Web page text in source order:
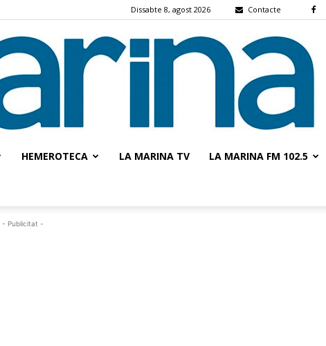
Dissabte 8, agost 2026 Contacte
HEMEROTECA LA MARINA TV LA MARINA FM 102.5
- Publicitat -